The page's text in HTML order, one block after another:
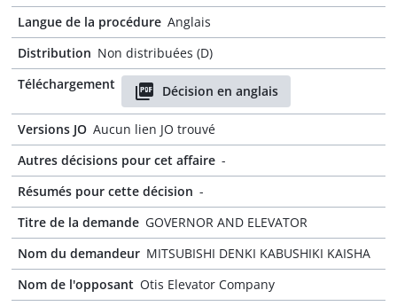
Langue de la procédure Anglais
Distribution Non distribuées (D)
Téléchargement
Décision en anglais
Versions JO Aucun lien JO trouvé
Autres décisions pour cet affaire -
Résumés pour cette décision -
Titre de la demande GOVERNOR AND ELEVATOR
Nom du demandeur MITSUBISHI DENKI KABUSHIKI KAISHA
Nom de l'opposant Otis Elevator Company